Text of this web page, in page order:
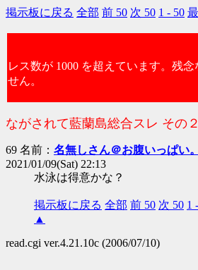
掲示板に戻る 全部 前 50 次 50 1 - 50
レス数が 1000 を超えています。残
せん。
ながされて藍蘭島総合スレ その２
69 名前： 名無しさん＠お腹いっぱい。
2021/01/09(Sat) 22:13
水泳は得意かな？
掲示板に戻る 全部 前 50 次 50 1
▲
read.cgi ver.4.21.10c (2006/07/10)